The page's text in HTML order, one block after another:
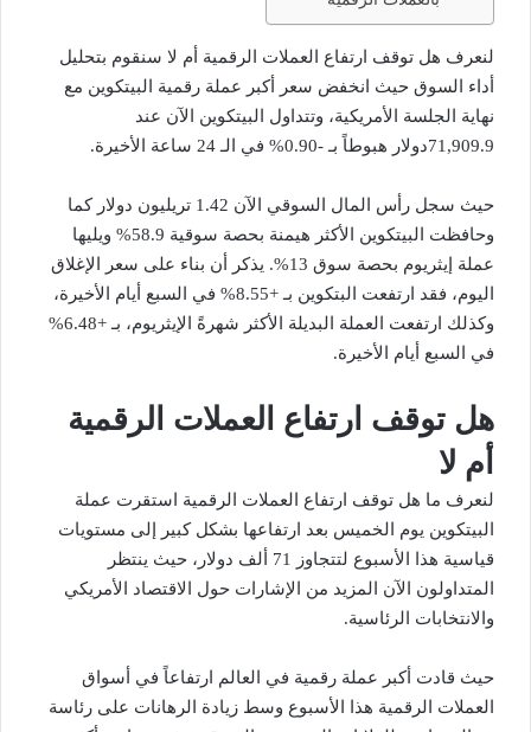
لنعرف هل توقف ارتفاع العملات الرقمية أم لا سنقوم بتحليل
أداء السوق حيث انخفض سعر أكبر عملة رقمية البيتكوين مع
نهاية الجلسة الأمريكية، وتتداول البيتكوين الآن عند
71,909.9دولار هبوطاً بـ -0.90% في الـ 24 ساعة الأخيرة.
حيث سجل رأس المال السوقي الآن 1.42 تريليون دولار كما
وحافظت البيتكوين الأكثر هيمنة بحصة سوقية 58.9% ويليها
عملة إيثريوم بحصة سوق 13%. يذكر أن بناء على سعر الإغلاق
اليوم، فقد ارتفعت البتكوين بـ +8.55% في السبع أيام الأخيرة،
وكذلك ارتفعت العملة البديلة الأكثر شهرةً الإيثريوم، بـ +6.48%
في السبع أيام الأخيرة.
هل توقف ارتفاع العملات الرقمية
أم لا
لنعرف ما هل توقف ارتفاع العملات الرقمية استقرت عملة
البيتكوين يوم الخميس بعد ارتفاعها بشكل كبير إلى مستويات
قياسية هذا الأسبوع لتتجاوز 71 ألف دولار، حيث ينتظر
المتداولون الآن المزيد من الإشارات حول الاقتصاد الأمريكي
والانتخابات الرئاسية.
حيث قادت أكبر عملة رقمية في العالم ارتفاعاً في أسواق
العملات الرقمية هذا الأسبوع وسط زيادة الرهانات على رئاسة